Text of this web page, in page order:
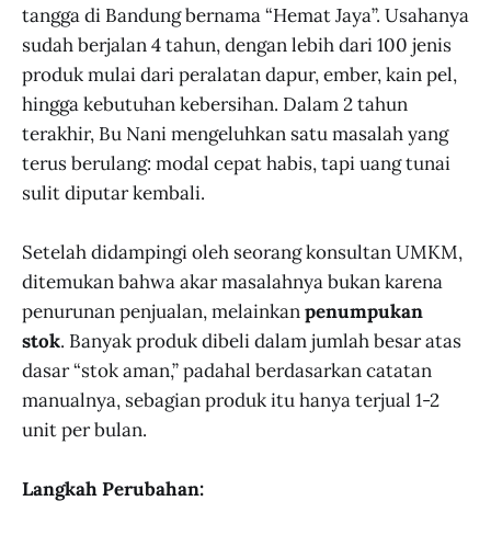
tangga di Bandung bernama “Hemat Jaya”. Usahanya
sudah berjalan 4 tahun, dengan lebih dari 100 jenis
produk mulai dari peralatan dapur, ember, kain pel,
hingga kebutuhan kebersihan. Dalam 2 tahun
terakhir, Bu Nani mengeluhkan satu masalah yang
terus berulang: modal cepat habis, tapi uang tunai
sulit diputar kembali.
Setelah didampingi oleh seorang konsultan UMKM,
ditemukan bahwa akar masalahnya bukan karena
penurunan penjualan, melainkanpenumpukan
stok. Banyak produk dibeli dalam jumlah besar atas
dasar “stok aman,” padahal berdasarkan catatan
manualnya, sebagian produk itu hanya terjual 1-2
unit per bulan.
Langkah Perubahan: